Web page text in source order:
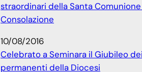
straordinari della Santa
Consolazione
10/08/2016
Celebrato a Seminara il Giubileo
permanenti della Diocesi